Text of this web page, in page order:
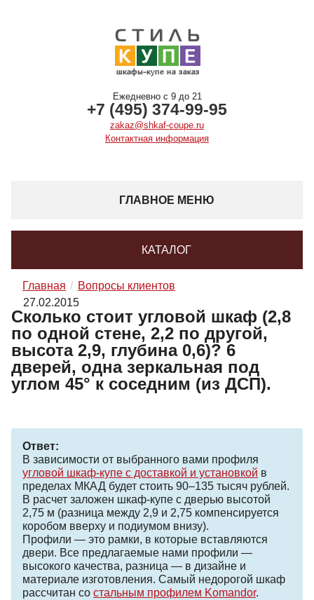
Ежедневно с 9 до 21
+7 (495) 374-99-95
zakaz@shkaf-coupe.ru
Контактная информация
ГЛАВНОЕ МЕНЮ
КАТАЛОГ
Главная
Вопросы клиентов
27.02.2015
Сколько стоит угловой шкаф (2,8
по одной стене, 2,2 по другой,
высота 2,9, глубина 0,6)? 6
дверей, одна зеркальная под
углом 45° к соседним (из ДСП).
Ответ:
В зависимости от выбранного вами профиля
угловой шкаф-купе с доставкой и установкой в
пределах МКАД будет стоить 90–135 тысяч рублей.
В расчет заложен шкаф-купе с дверью высотой
2,75 м (разница между 2,9 и 2,75 компенсируется
коробом вверху и подиумом внизу).
Профили — это рамки, в которые вставляются
двери. Все предлагаемые нами профили —
высокого качества, разница — в дизайне и
материале изготовления. Самый недорогой шкаф
рассчитан со стальным профилем Komandor.